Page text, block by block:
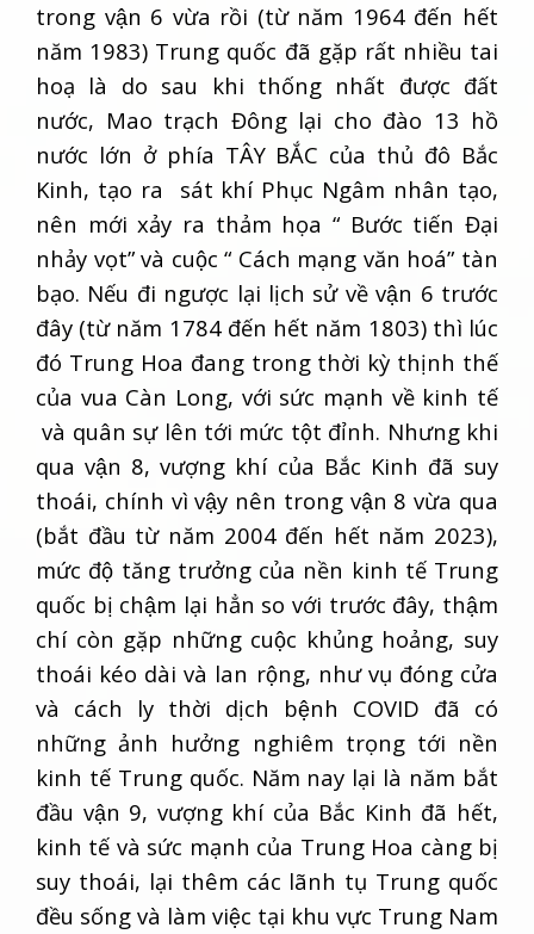
trong vận 6 vừa rồi (từ năm 1964 đến hết
năm 1983) Trung quốc đã gặp rất nhiều tai
hoạ là do sau khi thống nhất được đất
nước, Mao trạch Đông lại cho đào 13 hồ
nước lớn ở phía TÂY BẮC của thủ đô Bắc
Kinh, tạo ra sát khí Phục Ngâm nhân tạo,
nên mới xảy ra thảm họa “ Bước tiến Đại
nhảy vọt” và cuộc “ Cách mạng văn hoá” tàn
bạo. Nếu đi ngược lại lịch sử về vận 6 trước
đây (từ năm 1784 đến hết năm 1803) thì lúc
đó Trung Hoa đang trong thời kỳ thịnh thế
của vua Càn Long, với sức mạnh về kinh tế
và quân sự lên tới mức tột đỉnh. Nhưng khi
qua vận 8, vượng khí của Bắc Kinh đã suy
thoái, chính vì vậy nên trong vận 8 vừa qua
(bắt đầu từ năm 2004 đến hết năm 2023),
mức độ tăng trưởng của nền kinh tế Trung
quốc bị chậm lại hẳn so với trước đây, thậm
chí còn gặp những cuộc khủng hoảng, suy
thoái kéo dài và lan rộng, như vụ đóng cửa
và cách ly thời dịch bệnh COVID đã có
những ảnh hưởng nghiêm trọng tới nền
kinh tế Trung quốc. Năm nay lại là năm bắt
đầu vận 9, vượng khí của Bắc Kinh đã hết,
kinh tế và sức mạnh của Trung Hoa càng bị
suy thoái, lại thêm các lãnh tụ Trung quốc
đều sống và làm việc tại khu vực Trung Nam